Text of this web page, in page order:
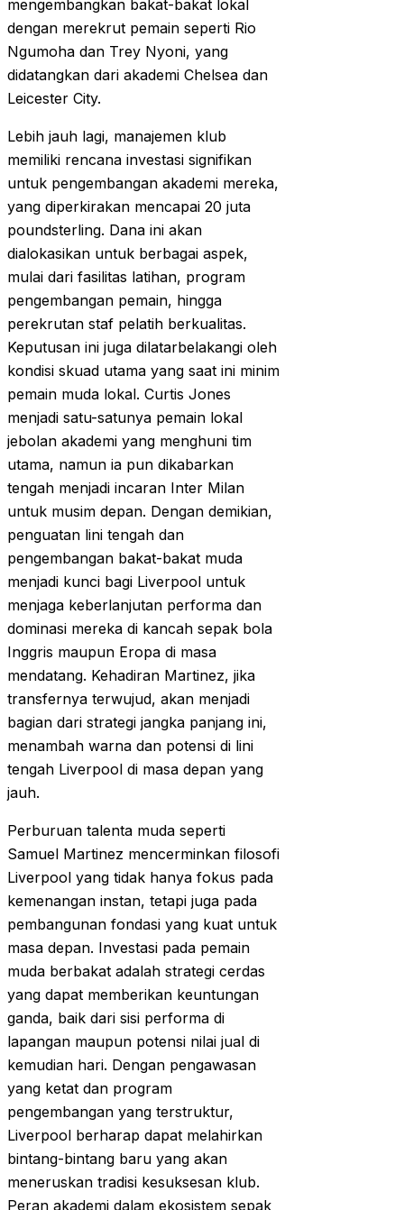
mengembangkan bakat-bakat lokal
dengan merekrut pemain seperti Rio
Ngumoha dan Trey Nyoni, yang
didatangkan dari akademi Chelsea dan
Leicester City.
Lebih jauh lagi, manajemen klub
memiliki rencana investasi signifikan
untuk pengembangan akademi mereka,
yang diperkirakan mencapai 20 juta
poundsterling. Dana ini akan
dialokasikan untuk berbagai aspek,
mulai dari fasilitas latihan, program
pengembangan pemain, hingga
perekrutan staf pelatih berkualitas.
Keputusan ini juga dilatarbelakangi oleh
kondisi skuad utama yang saat ini minim
pemain muda lokal. Curtis Jones
menjadi satu-satunya pemain lokal
jebolan akademi yang menghuni tim
utama, namun ia pun dikabarkan
tengah menjadi incaran Inter Milan
untuk musim depan. Dengan demikian,
penguatan lini tengah dan
pengembangan bakat-bakat muda
menjadi kunci bagi Liverpool untuk
menjaga keberlanjutan performa dan
dominasi mereka di kancah sepak bola
Inggris maupun Eropa di masa
mendatang. Kehadiran Martinez, jika
transfernya terwujud, akan menjadi
bagian dari strategi jangka panjang ini,
menambah warna dan potensi di lini
tengah Liverpool di masa depan yang
jauh.
Perburuan talenta muda seperti
Samuel Martinez mencerminkan filosofi
Liverpool yang tidak hanya fokus pada
kemenangan instan, tetapi juga pada
pembangunan fondasi yang kuat untuk
masa depan. Investasi pada pemain
muda berbakat adalah strategi cerdas
yang dapat memberikan keuntungan
ganda, baik dari sisi performa di
lapangan maupun potensi nilai jual di
kemudian hari. Dengan pengawasan
yang ketat dan program
pengembangan yang terstruktur,
Liverpool berharap dapat melahirkan
bintang-bintang baru yang akan
meneruskan tradisi kesuksesan klub.
Peran akademi dalam ekosistem sepak